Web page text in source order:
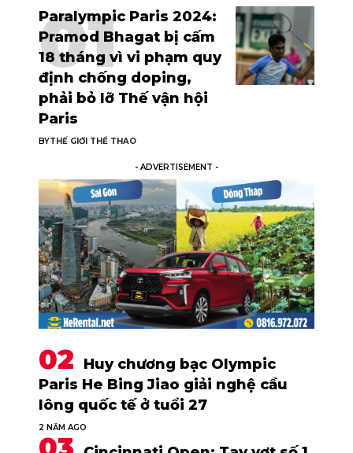
Paralympic Paris 2024:
Pramod Bhagat bị cấm
18 tháng vì vi phạm quy
định chống doping,
phải bỏ lỡ Thế vận hội
Paris
BYTHẾ GIỚI THỂ THAO
- ADVERTISEMENT -
Huy chương bạc Olympic
Paris He Bing Jiao giải nghệ cầu
lông quốc tế ở tuổi 27
2 NĂM AGO